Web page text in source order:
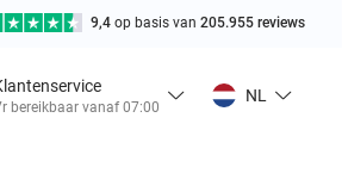
9,4 op basis van 205.955 reviews
bereikbaar vanaf 07:00
NL